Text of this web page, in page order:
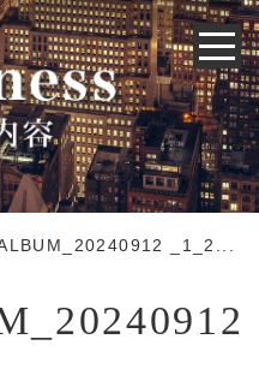
_1_2...